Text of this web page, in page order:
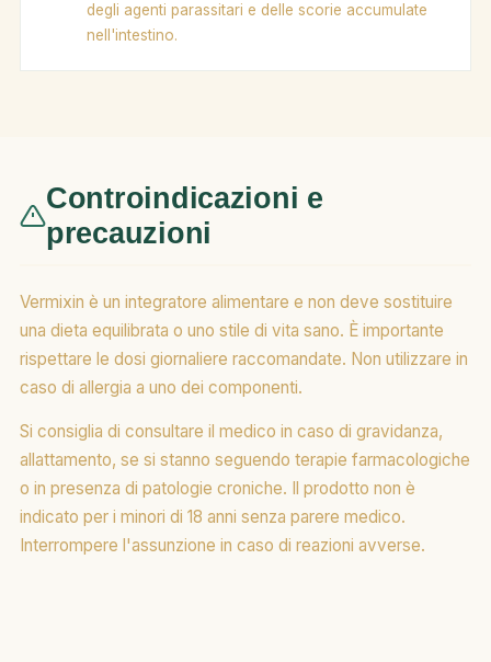
degli agenti parassitari e delle scorie accumulate
nell'intestino.
Controindicazioni e
precauzioni
Vermixin è un integratore alimentare e non deve sostituire
una dieta equilibrata o uno stile di vita sano. È importante
rispettare le dosi giornaliere raccomandate. Non utilizzare in
caso di allergia a uno dei componenti.
Si consiglia di consultare il medico in caso di gravidanza,
allattamento, se si stanno seguendo terapie farmacologiche
o in presenza di patologie croniche. Il prodotto non è
indicato per i minori di 18 anni senza parere medico.
Interrompere l'assunzione in caso di reazioni avverse.